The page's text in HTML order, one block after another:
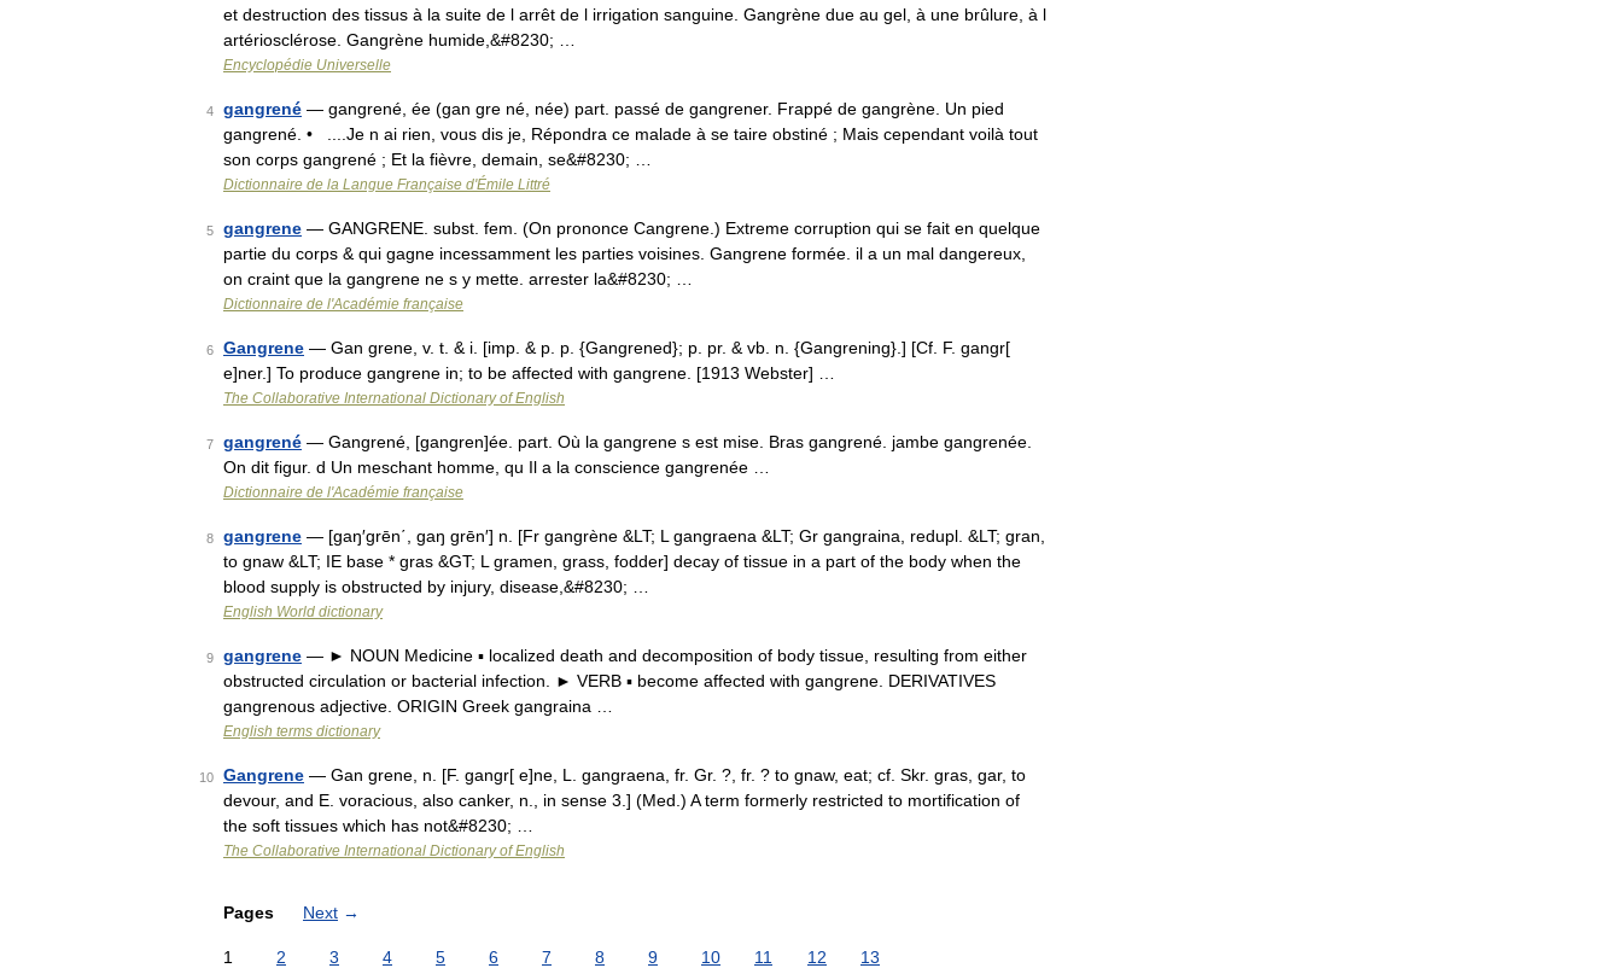
et destruction des tissus à la suite de l arrêt de l irrigation sanguine. Gangrène due au gel, à une brûlure, à l
artériosclérose. Gangrène humide,&#8230; …
Encyclopédie Universelle
4 gangrené — gangrené, ée (gan gre né, née) part. passé de gangrener. Frappé de gangrène. Un pied
gangrené. • ....Je n ai rien, vous dis je, Répondra ce malade à se taire obstiné ; Mais cependant voilà tout
son corps gangrené ; Et la fièvre, demain, se&#8230; …
Dictionnaire de la Langue Française d'Émile Littré
5 gangrene — GANGRENE. subst. fem. (On prononce Cangrene.) Extreme corruption qui se fait en quelque
partie du corps & qui gagne incessamment les parties voisines. Gangrene formée. il a un mal dangereux,
on craint que la gangrene ne s y mette. arrester la&#8230; …
Dictionnaire de l'Académie française
6 Gangrene — Gan grene, v. t. & i. [imp. & p. p. {Gangrened}; p. pr. & vb. n. {Gangrening}.] [Cf. F. gangr[
e]ner.] To produce gangrene in; to be affected with gangrene. [1913 Webster] …
The Collaborative International Dictionary of English
7 gangrené — Gangrené, [gangren]ée. part. Où la gangrene s est mise. Bras gangrené. jambe gangrenée.
On dit figur. d Un meschant homme, qu Il a la conscience gangrenée …
Dictionnaire de l'Académie française
8 gangrene — [gaŋ′grēn΄, gaŋ grēn′] n. [Fr gangrène &LT; L gangraena &LT; Gr gangraina, redupl. &LT; gran,
to gnaw &LT; IE base * gras &GT; L gramen, grass, fodder] decay of tissue in a part of the body when the
blood supply is obstructed by injury, disease,&#8230; …
English World dictionary
9 gangrene — ► NOUN Medicine ▪ localized death and decomposition of body tissue, resulting from either
obstructed circulation or bacterial infection. ► VERB ▪ become affected with gangrene. DERIVATIVES
gangrenous adjective. ORIGIN Greek gangraina …
English terms dictionary
10 Gangrene — Gan grene, n. [F. gangr[ e]ne, L. gangraena, fr. Gr. ?, fr. ? to gnaw, eat; cf. Skr. gras, gar, to
devour, and E. voracious, also canker, n., in sense 3.] (Med.) A term formerly restricted to mortification of
the soft tissues which has not&#8230; …
The Collaborative International Dictionary of English
Pages Next →
1 2 3 4 5 6 7 8 9 10 11 12 13